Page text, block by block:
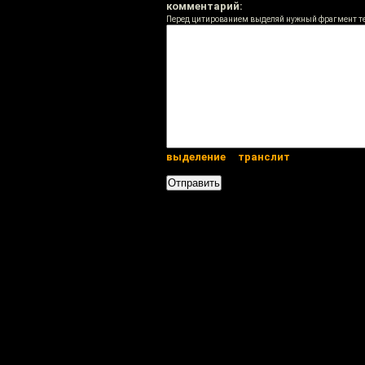
комментарий:
Перед цитированием выделяй нужный фрагмент
выделение транслит